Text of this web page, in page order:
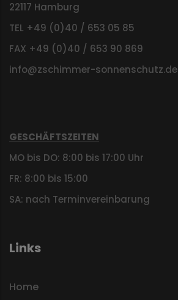
22117 Hamburg
TEL +49 (0)40 / 653 05 85
FAX +49 (0)40 / 653 90 869
info@zschimmer-sonnenschutz.de
GESCHÄFTSZEITEN
MO bis DO: 8:00 bis 17:00 Uhr
FR: 8:00 bis 15:00
SA: nach Terminvereinbarung
Links
Home